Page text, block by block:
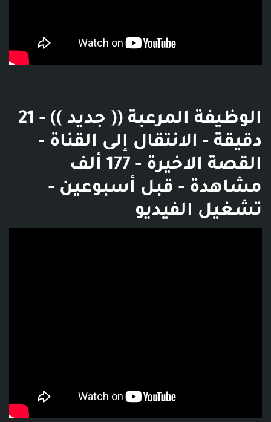
الوظيفة المرعبة (( جديد )) - 21
دقيقة - الانتقال إلى القناة -
القصة الاخيرة - 177 ألف
مشاهدة - قبل أسبوعين -
تشغيل الفيديو